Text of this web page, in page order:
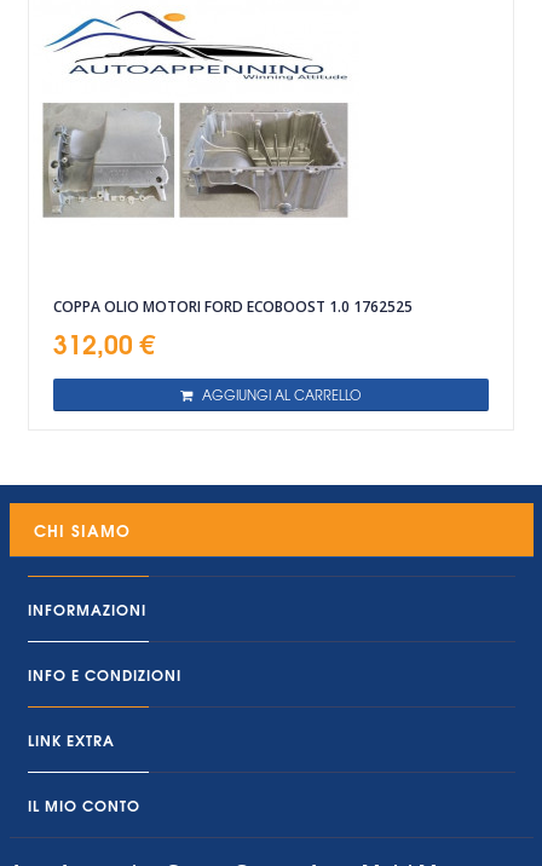
COPPA OLIO MOTORI FORD ECOBOOST 1.0 1762525
312,00 €
AGGIUNGI AL CARRELLO
CHI SIAMO
INFORMAZIONI
INFO E CONDIZIONI
LINK EXTRA
IL MIO CONTO